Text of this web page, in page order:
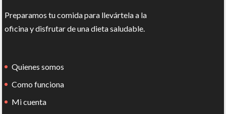
Preparamos tu comida para llevártela a la
oficina y disfrutar de una dieta saludable.
Quienes somos
Como funciona
Mi cuenta